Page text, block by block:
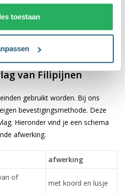
toestaan
kleuren
van Filipijnen
gebruikt worden. Bij ons
bevestigingsmethode. Deze
Hieronder vind je een schema
afwerking.
afwerking
of
met koord en lusje